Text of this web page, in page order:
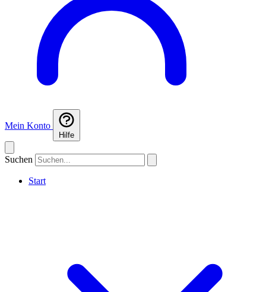
Mein Konto
Hilfe
Suchen
Start